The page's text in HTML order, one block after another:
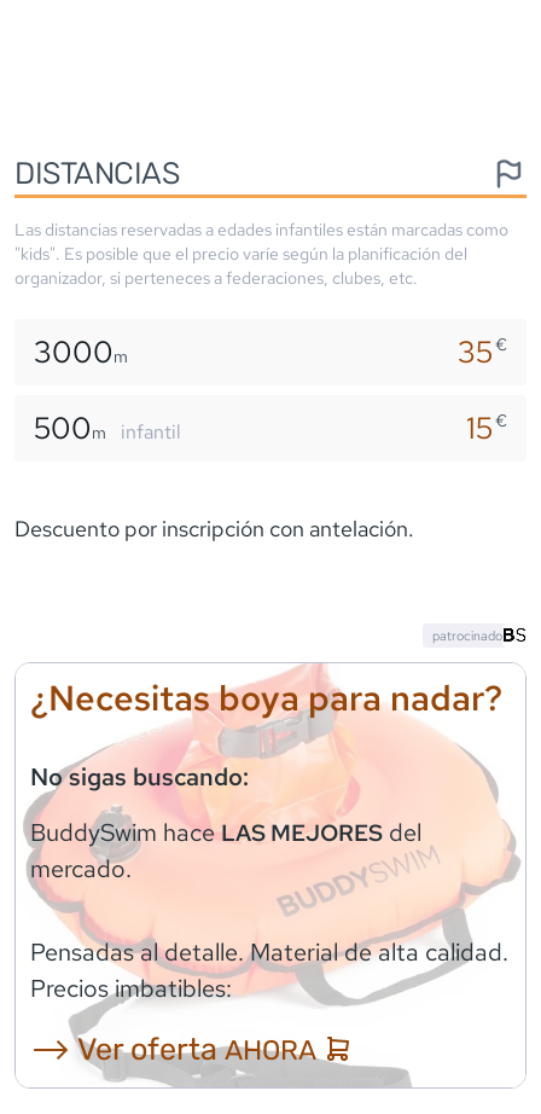
DISTANCIAS
Las distancias reservadas a edades infantiles están marcadas como
"kids". Es posible que el precio varíe según la planificación del
organizador, si perteneces a federaciones, clubes, etc.
3000m 35€
500m infantil 15€
Descuento por inscripción con antelación.
¿Necesitas boya para nadar?
No sigas buscando:
BuddySwim haceLAS MEJORES del
mercado.
Pensadas al detalle. Material de alta calidad.
Precios imbatibles:
⟶ Ver ofertaAHORA
patrocinado